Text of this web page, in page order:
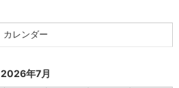
カレンダー
2026年7月